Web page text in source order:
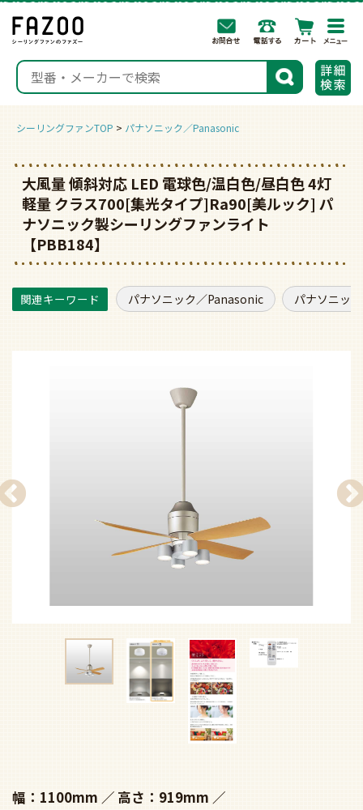
検索
シーリングファンTOP パナソニック／Panasonic
大風量 傾斜対応 LED 電球色/温白色/昼白色 4灯
軽量 クラス700[集光タイプ]Ra90[美ルック] パ
ナソニック製シーリングファンライト
【PBB184】
パナソニック／Panasonic パナソニッ
幅：1100mm
高さ：919mm